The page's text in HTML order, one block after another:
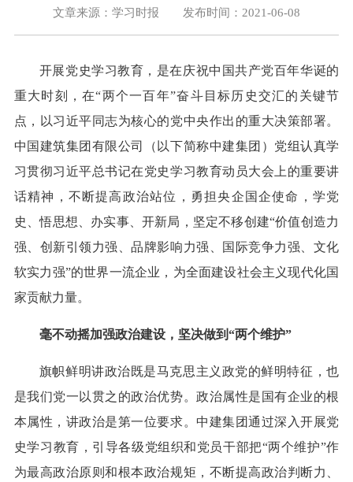
文章来源：学习时报 发布时间：2021-06-08
开展党史学习教育，是在庆祝中国共产党百年华诞的
重大时刻，在“两个一百年”奋斗目标历史交汇的关键节
点，以习近平同志为核心的党中央作出的重大决策部署。
中国建筑集团有限公司（以下简称中建集团）党组认真学
习贯彻习近平总书记在党史学习教育动员大会上的重要讲
话精神，不断提高政治站位，勇担央企国企使命，学党
史、悟思想、办实事、开新局，坚定不移创建“价值创造力
强、创新引领力强、品牌影响力强、国际竞争力强、文化
软实力强”的世界一流企业，为全面建设社会主义现代化国
家贡献力量。
毫不动摇加强政治建设，坚决做到“两个维护”
旗帜鲜明讲政治既是马克思主义政党的鲜明特征，也
是我们党一以贯之的政治优势。政治属性是国有企业的根
本属性，讲政治是第一位要求。中建集团通过深入开展党
史学习教育，引导各级党组织和党员干部把“两个维护”作
为最高政治原则和根本政治规矩，不断提高政治判断力、